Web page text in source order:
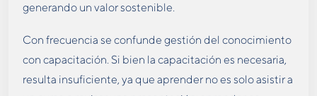
generando un valor sostenible.
Con frecuencia se confunde gestión del conocimiento
con capacitación. Si bien la capacitación es necesaria,
resulta insuficiente, ya que aprender no es solo asistir a